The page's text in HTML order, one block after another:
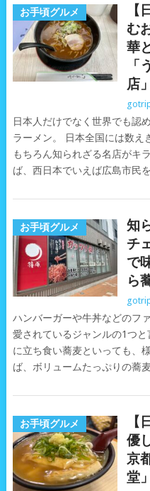
お手頃グルメ
む
華
店」
日本人だけでなく世界でも認
ラーメン。 日本全国には数え
もちろん知られざる名店がキ
ば、西日本でいえば広島市民
お手頃グルメ
知
チ
で
ら
ハンバーガーや牛丼などのフ
愛されているジャンルの1つ
に立ち食い蕎麦といっても、
ば、ボリュームたっぷりの蕎
お手頃グルメ
【
優
京
堂」